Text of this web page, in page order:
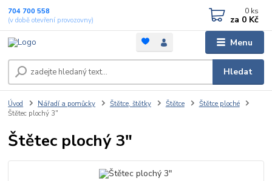
Menu
Hledat
704 700 558
(v době otevření provozovny)
0 ks
za 0 Kč
Úvod Nářadí a pomůcky Štětce, štětky Štětce
Štětce ploché
Štětec plochý 3"
Štětec plochý 3"